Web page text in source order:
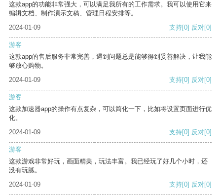
这款app的功能非常强大，可以满足我所有的工作需求。我可以使用它来
编辑文档、制作演示文稿、管理日程安排等。
2024-01-09
支持[0] 反对[0]
游客
这款app的售后服务非常完善，遇到问题总是能够得到妥善解决，让我能
够放心购物。
2024-01-09
支持[0] 反对[0]
游客
这款加速器app的操作有点复杂，可以简化一下，比如将设置页面进行优
化。
2024-01-09
支持[0] 反对[0]
游客
这款游戏非常好玩，画面精美，玩法丰富。我已经玩了好几个小时，还
没有玩腻。
2024-01-09
支持[0] 反对[0]